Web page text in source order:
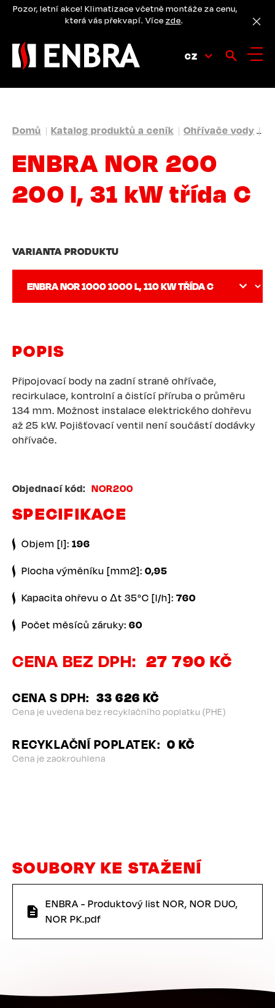
PřejítPozor, letní akce! Klimatizace včetně montáže za cenu,
která vás překvapí. Více zde.
CZ
DROBEČKOVÁ
NAVIGACE
Domů Katalog produktů a ceník Ohřívače vody
ENBRA NOR 200
200 l, 31 kW třída C
VARIANTA PRODUKTU
POPIS
Připojovací body na zadní straně ohřívače,
recirkulace, kontrolní a čistící příruba o průměru
134 mm. Možnost instalace elektrického dohřevu
až 25 kW. Pojišťovací ventil není součástí dodávky
ohřívače.
Objednací kód NOR200
SPECIFIKACE
Objem [l]: 196
Plocha výměníku [mm2]: 0,95
Kapacita ohřevu o Δt 35°C [l/h]: 760
Počet měsíců záruky: 60
CENA BEZ DPH 27 790 KČ
CENA S DPH 33 626 KČ
Cena je uvedena bez recyklačního poplatku (PHE)
RECYKLAČNÍ POPLATEK 0 KČ
Cena je zaokrouhlena
SOUBORY KE STAŽENÍ
ENBRA - Produktový list NOR, NOR DUO,
NOR PK.pdf